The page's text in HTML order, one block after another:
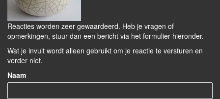
Reacties worden zeer gewaardeerd. Heb je vragen of
opmerkingen, stuur dan een bericht via het formulier hieronder.
Wat je invult wordt alleen gebruikt om je reactie te versturen en
verder niet.
Naam